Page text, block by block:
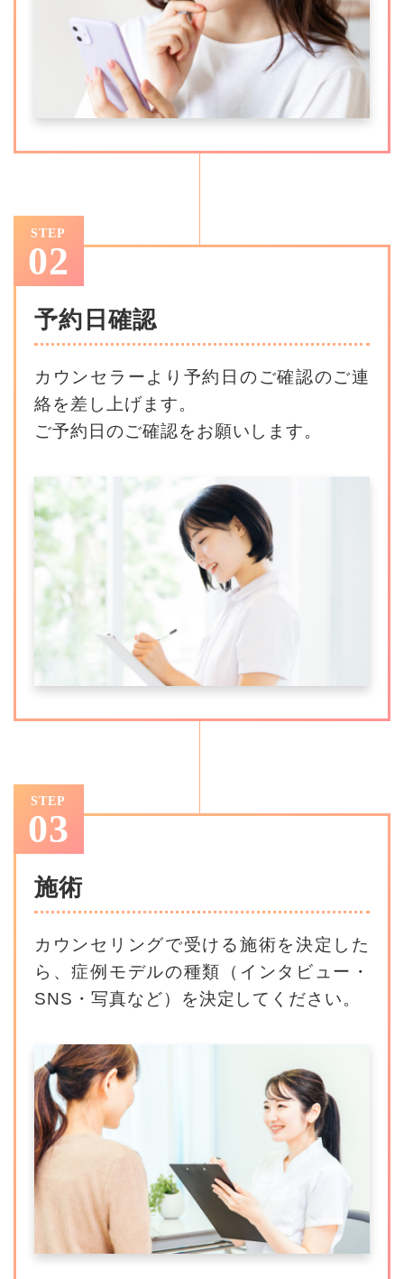
STEP
02
予約日確認
カウンセラーより予約日のご確認のご連
絡を差し上げます。
ご予約日のご確認をお願いします。
STEP
03
施術
カウンセリングで受ける施術を決定した
ら、症例モデルの種類（インタビュー・
SNS・写真など）を決定してください。